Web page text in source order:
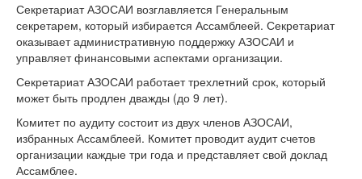
Секретариат АЗОСАИ возглавляется Генеральным
секретарем, который избирается Ассамблеей. Секретариат
оказывает административную поддержку АЗОСАИ и
управляет финансовыми аспектами организации.
Секретариат АЗОСАИ работает трехлетний срок, который
может быть продлен дважды (до 9 лет).
Комитет по аудиту состоит из двух членов АЗОСАИ,
избранных Ассамблеей. Комитет проводит аудит счетов
организации каждые три года и представляет свой доклад
Ассамблее.